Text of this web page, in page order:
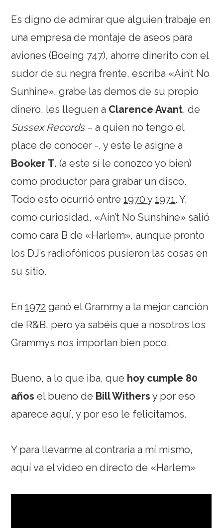
Es digno de admirar que alguien trabaje en
una empresa de montaje de aseos para
aviones (Boeing 747), ahorre dinerito con el
sudor de su negra frente, escriba «Ain’t No
Sunhine», grabe las demos de su propio
dinero, les lleguen a Clarence Avant, de
Sussex Records– a quien no tengo el
place de conocer -, y este le asigne a
Booker T. (a este sí le conozco yo bien)
como productor para grabar un disco.
Todo esto ocurrió entre1970y1971. Y,
como curiosidad, «Ain’t No Sunshine» salió
como cara B de «Harlem», aunque pronto
los DJ’s radiofónicos pusieron las cosas en
su sitio.
En1972 ganó el Grammy a la mejor canción
de R&B, pero ya sabéis que a nosotros los
Grammys nos importan bien poco.
Bueno, a lo que iba, que hoy cumple 80
años el bueno de Bill Withers y por eso
aparece aquí, y por eso le felicitamos.
Y para llevarme al contraria a mí mismo,
aquí va el video en directo de «Harlem»